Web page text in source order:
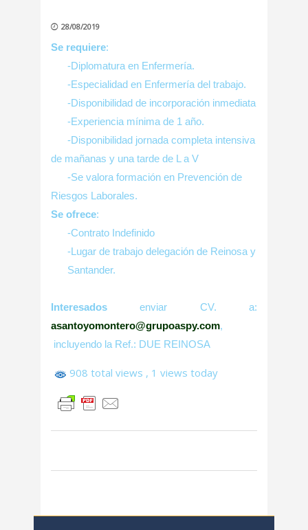
28/08/2019
Se requiere:
-Diplomatura en Enfermería.
-Especialidad en Enfermería del trabajo.
-Disponibilidad de incorporación inmediata
-Experiencia mínima de 1 año.
-Disponibilidad jornada completa intensiva
de mañanas y una tarde de L a V
-Se valora formación en Prevención de
Riesgos Laborales.
Se ofrece:
-Contrato Indefinido
-Lugar de trabajo delegación de Reinosa y
Santander.
Interesados enviar CV. a:
asantoyomontero@grupoaspy.com,
incluyendo la Ref.: DUE REINOSA
908 total views , 1 views today